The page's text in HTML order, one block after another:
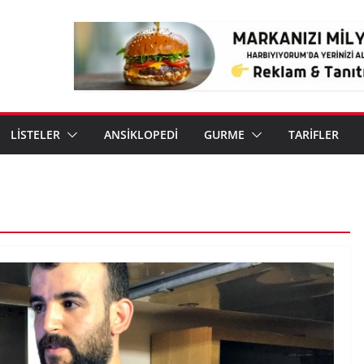
LİSTELER ANSİKLOPEDİ GURME TARİFLER